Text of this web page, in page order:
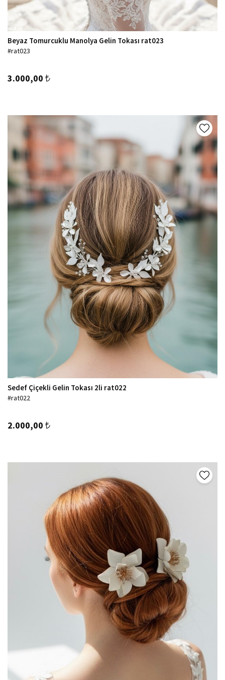
Beyaz Tomurcuklu Manolya Gelin Tokası rat023
#rat023
3.000,00
Sedef Çiçekli Gelin Tokası 2li rat022
#rat022
2.000,00